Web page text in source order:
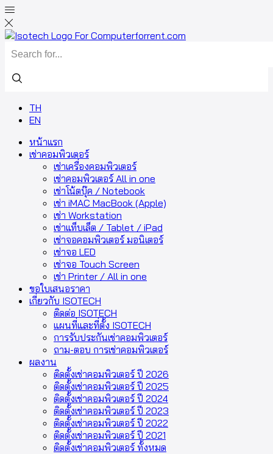
TH
EN
หน้าแรก
เช่าคอมพิวเตอร์
เช่าเครื่องคอมพิวเตอร์
เช่าคอมพิวเตอร์ All in one
เช่าโน้ตบุ๊ค / Notebook
เช่า iMAC MacBook (Apple)
เช่า Workstation
เช่าแท็บเล็ต / Tablet / iPad
เช่าจอคอมพิวเตอร์ มอนิเตอร์
เช่าจอ LED
เช่าจอ Touch Screen
เช่า Printer / All in one
ขอใบเสนอราคา
เกี่ยวกับ ISOTECH
ติดต่อ ISOTECH
แผนที่และที่ตั้ง ISOTECH
การรับประกันเช่าคอมพิวเตอร์
ถาม-ตอบ การเช่าคอมพิวเตอร์
ผลงาน
ติดตั้งเช่าคอมพิวเตอร์ ปี 2026
ติดตั้งเช่าคอมพิวเตอร์ ปี 2025
ติดตั้งเช่าคอมพิวเตอร์ ปี 2024
ติดตั้งเช่าคอมพิวเตอร์ ปี 2023
ติดตั้งเช่าคอมพิวเตอร์ ปี 2022
ติดตั้งเช่าคอมพิวเตอร์ ปี 2021
ติดตั้งเช่าคอมพิวเตอร์ ทั้งหมด